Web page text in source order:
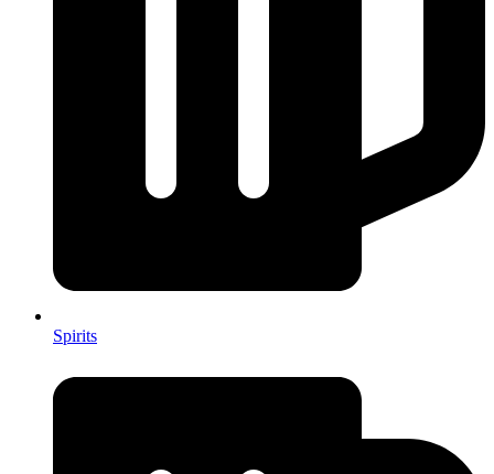
Spirits